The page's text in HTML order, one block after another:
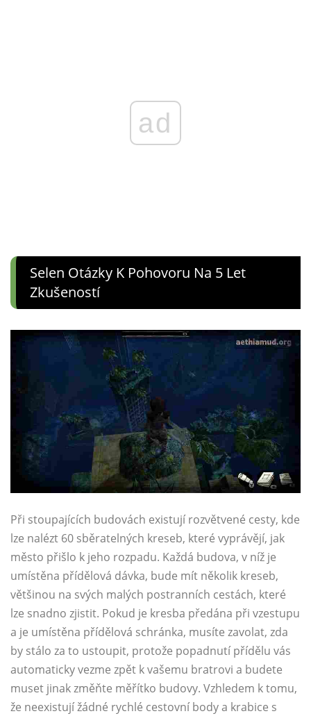
ad
Selen Otázky K Pohovoru Na 5 Let
Zkušeností
Při stoupajících budovách existují rozvětvené cesty, kde
lze nalézt 60 sběratelných kreseb, které vyprávějí, jak
město přišlo k jeho rozpadu. Každá budova, v níž je
umístěna přídělová dávka, bude mít několik kreseb,
většinou na svých malých postranních cestách, které
lze snadno zjistit. Pokud je kresba předána při vzestupu
a je umístěna přídělová schránka, musíte zavolat, zda
by stálo za to ustoupit, protože popadnutí přídělu vás
automaticky vezme zpět k vašemu bratrovi a budete
muset jinak změňte měřítko budovy. Vzhledem k tomu,
že neexistují žádné rychlé cestovní body a krabice s